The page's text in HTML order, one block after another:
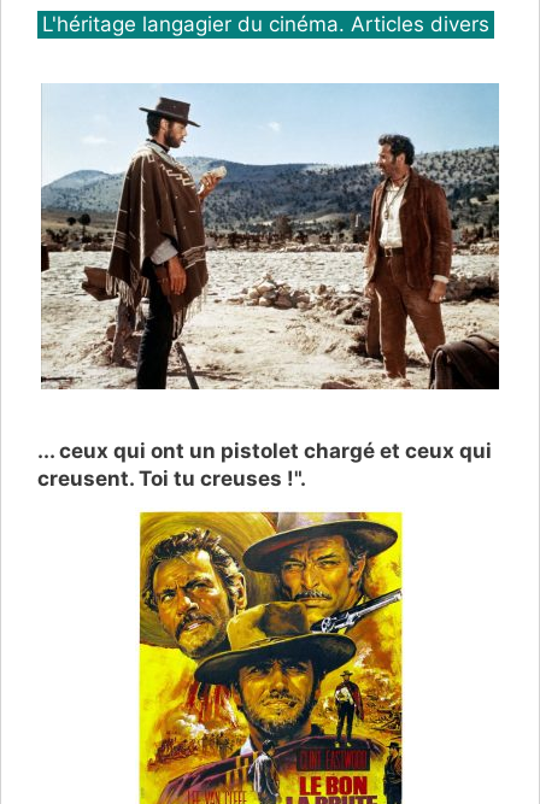
Catégories
L'héritage langagier du cinéma. Articles divers
... ceux qui ont un pistolet chargé et ceux qui
creusent. Toi tu creuses !".